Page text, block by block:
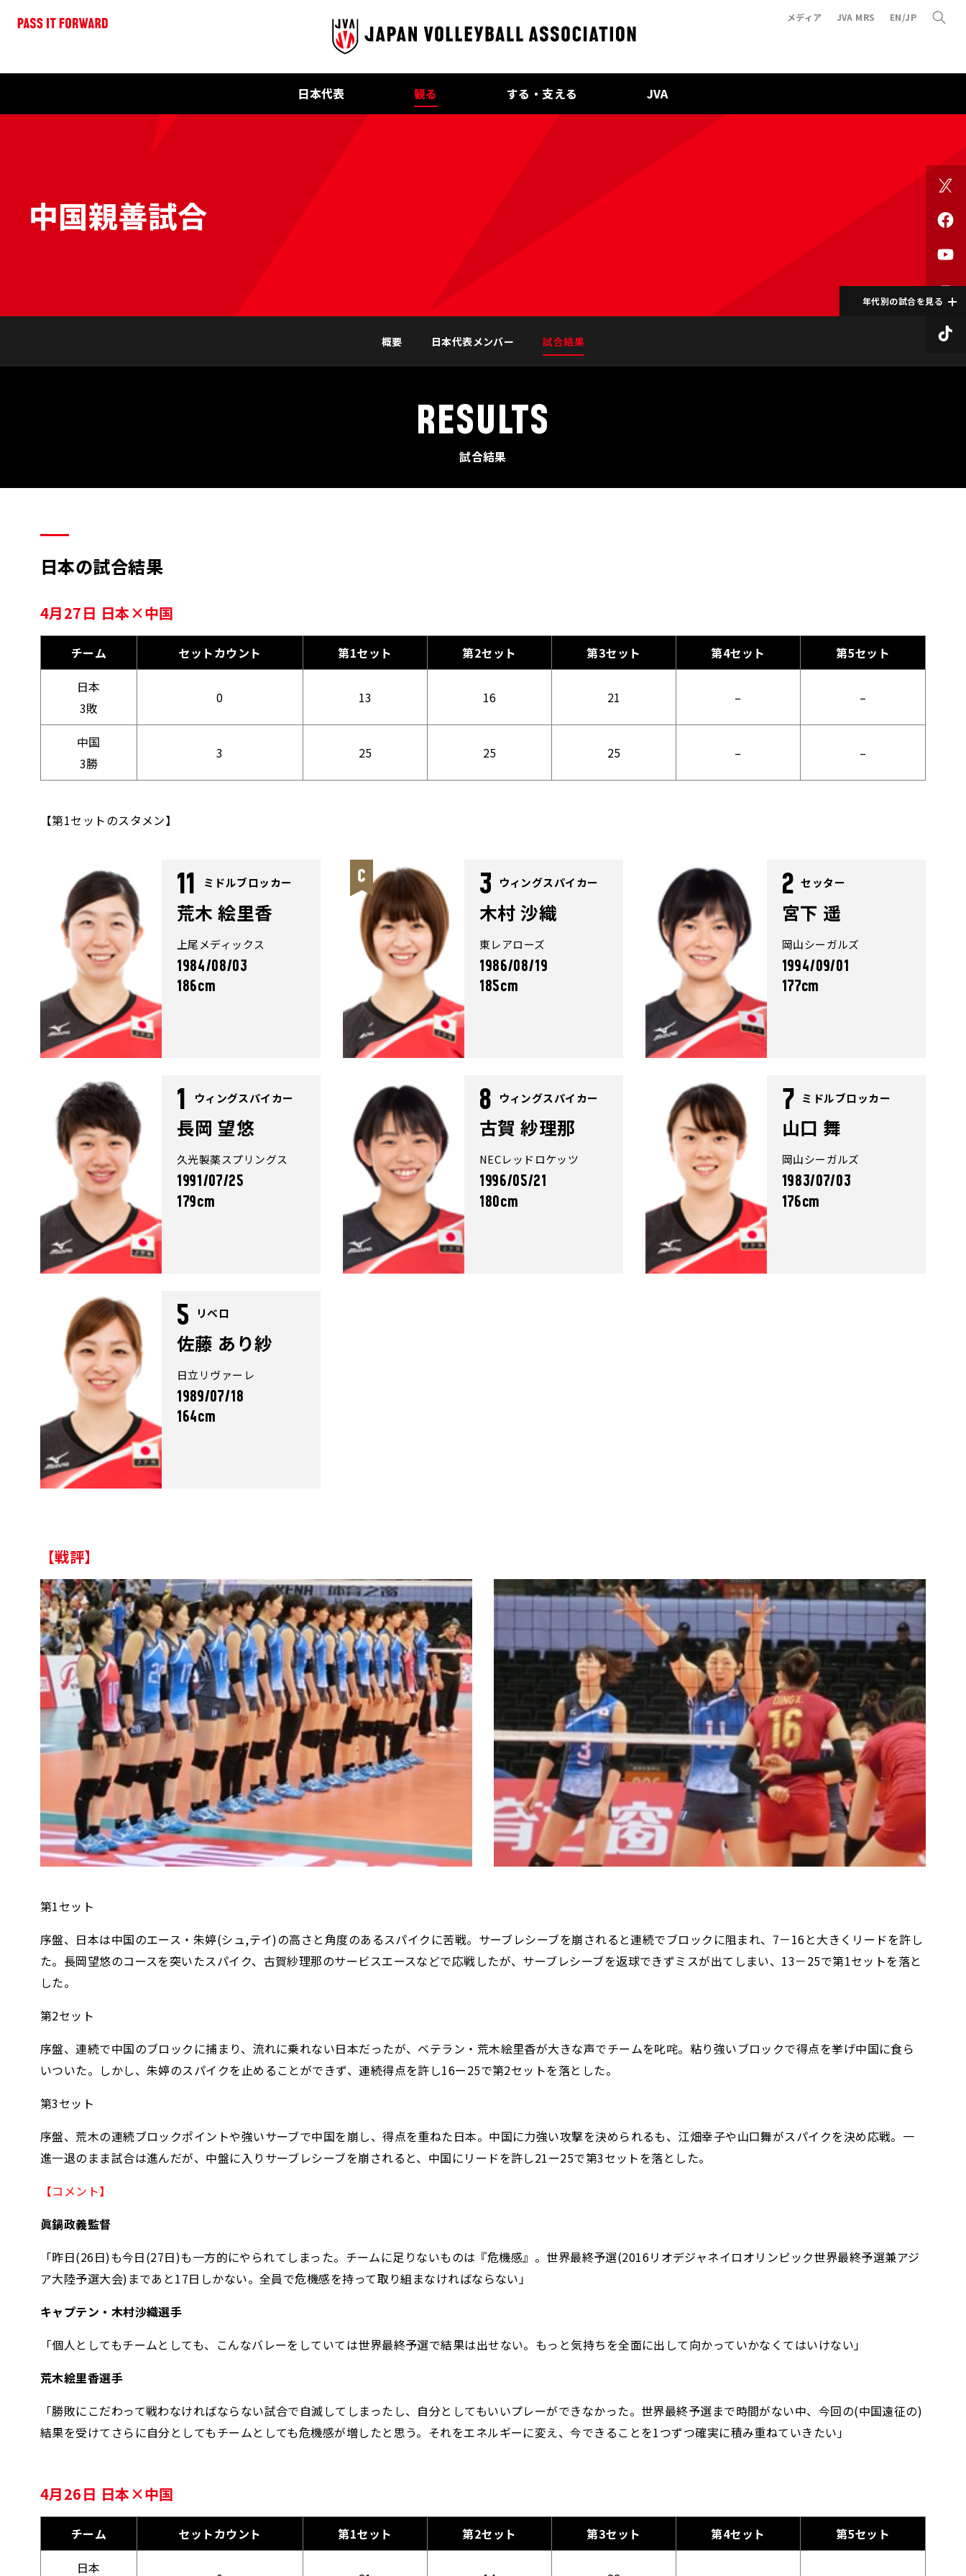
メディア JVA MRS EN/JP
日本代表 観る する・支える JVA
中国親善試合
年代別の試合を見る
概要 日本代表メンバー 試合結果
RESULTS
試合結果
日本の試合結果
4月27日 日本×中国
チーム セットカウント 第1セット 第2セット 第3セット 第4セット
第5セット
日本
3敗
0 13 16 21 – –
中国
3勝
3 25 25 25 – –
【第1セットのスタメン】
11 ミドルブロッカー
荒木 絵里香
上尾メディックス
1984/08/03
186cm
3 ウィングスパイカー
木村 沙織
東レアローズ
1986/08/19
185cm
2 セッター
宮下 遥
岡山シーガルズ
1994/09/01
177cm
1 ウィングスパイカー
長岡 望悠
久光製薬スプリングス
1991/07/25
179cm
8 ウィングスパイカー
古賀 紗理那
NECレッドロケッツ
1996/05/21
180cm
7 ミドルブロッカー
山口 舞
岡山シーガルズ
1983/07/03
176cm
5 リベロ
佐藤 あり紗
日立リヴァーレ
1989/07/18
164cm
【戦評】
第1セット
序盤、日本は中国のエース・朱婷(シュ,テイ)の高さと角度のあるスパイクに苦戦。サーブレシーブを崩されると連続でブロックに阻まれ、7－16と大きくリードを許し
た。長岡望悠のコースを突いたスパイク、古賀紗理那のサービスエースなどで応戦したが、サーブレシーブを返球できずミスが出てしまい、13－25で第1セットを落と
した。
第2セット
序盤、連続で中国のブロックに捕まり、流れに乗れない日本だったが、ベテラン・荒木絵里香が大きな声でチームを叱咤。粘り強いブロックで得点を挙げ中国に食ら
いついた。しかし、朱婷のスパイクを止めることができず、連続得点を許し16ー25で第2セットを落とした。
第3セット
序盤、荒木の連続ブロックポイントや強いサーブで中国を崩し、得点を重ねた日本。中国に力強い攻撃を決められるも、江畑幸子や山口舞がスパイクを決め応戦。一
進一退のまま試合は進んだが、中盤に入りサーブレシーブを崩されると、中国にリードを許し21ー25で第3セットを落とした。
【コメント】
眞鍋政義監督
「昨日(26日)も今日(27日)も一方的にやられてしまった。チームに足りないものは『危機感』。世界最終予選(2016リオデジャネイロオリンピック世界最終予選兼アジ
ア大陸予選大会)まであと17日しかない。全員で危機感を持って取り組まなければならない」
キャプテン・木村沙織選手
「個人としてもチームとしても、こんなバレーをしていては世界最終予選で結果は出せない。もっと気持ちを全面に出して向かっていかなくてはいけない」
荒木絵里香選手
「勝敗にこだわって戦わなければならない試合で自滅してしまったし、自分としてもいいプレーができなかった。世界最終予選まで時間がない中、今回の(中国遠征の)
結果を受けてさらに自分としてもチームとしても危機感が増したと思う。それをエネルギーに変え、今できることを1つずつ確実に積み重ねていきたい」
4月26日 日本×中国
チーム セットカウント 第1セット 第2セット 第3セット 第4セット
第5セット
日本